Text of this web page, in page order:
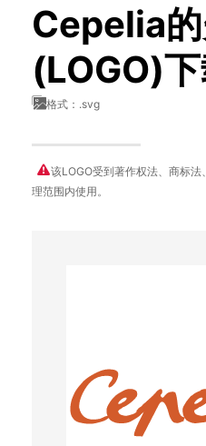
Cepelia
(LOGO)
格式：.svg
该LOGO受到著作权法、商标
理范围内使用。